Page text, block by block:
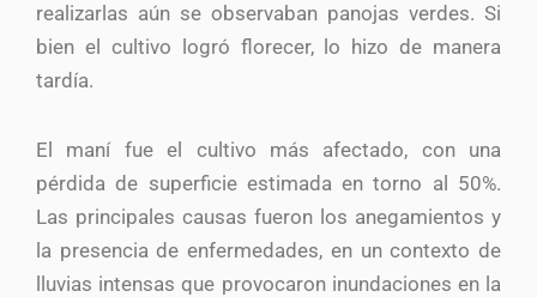
realizarlas aún se observaban panojas verdes. Si
bien el cultivo logró florecer, lo hizo de manera
tardía.
El maní fue el cultivo más afectado, con una
pérdida de superficie estimada en torno al 50%.
Las principales causas fueron los anegamientos y
la presencia de enfermedades, en un contexto de
lluvias intensas que provocaron inundaciones en la